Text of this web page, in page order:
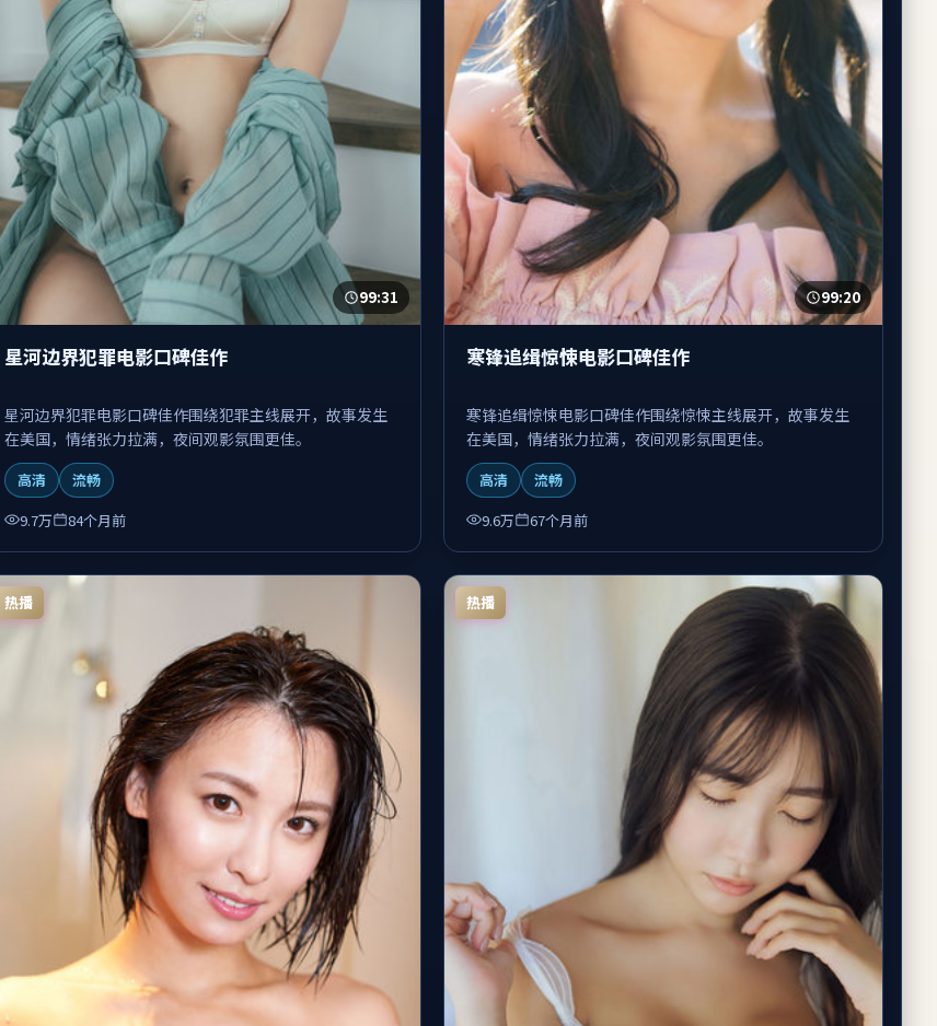
99:31
星河边界犯罪电影口碑佳作
星河边界犯罪电影口碑佳作围绕犯罪主线展开，故事发生
在美国，情绪张力拉满，夜间观影氛围更佳。
高清
流畅
9.7万
84个月前
99:20
寒锋追缉惊悚电影口碑佳作
寒锋追缉惊悚电影口碑佳作围绕惊悚主线展开，故事发生
在美国，情绪张力拉满，夜间观影氛围更佳。
高清
流畅
9.6万
67个月前
热播 热播